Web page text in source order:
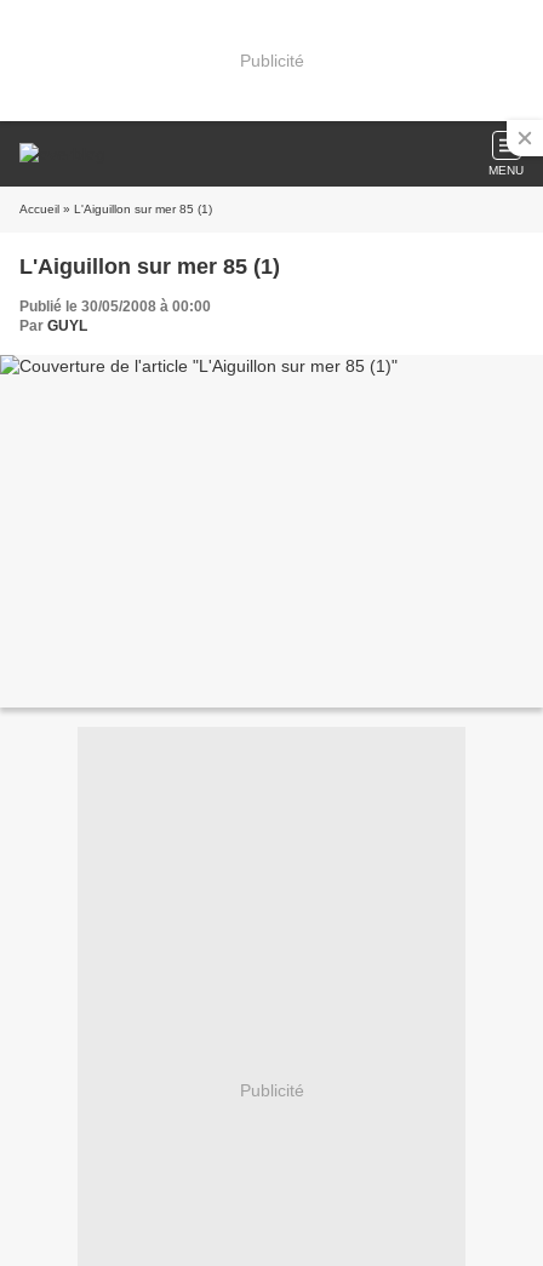
Publicité
MENU
Accueil » L'Aiguillon sur mer 85 (1)
L'Aiguillon sur mer 85 (1)
Publié le 30/05/2008 à 00:00
Par GUYL
Publicité